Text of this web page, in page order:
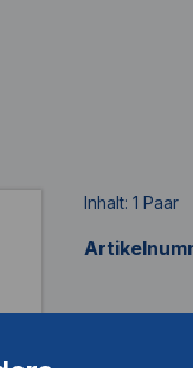
Inhalt: 1 Paar